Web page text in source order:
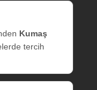
Kumaş
tercih